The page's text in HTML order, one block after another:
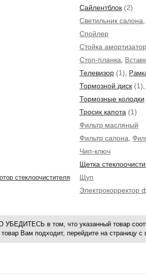
Сайлентблок (2)
Светильник салона,
Спойлер
Стойка
Стоп-планка,
Телевизор (1),
Тормозной диск (1),
Тормозные колодки
Тросик капота (1)
Фильтр масляный
Фильтр салона,
Чип-ключ
Щетка
стеклоочистителя
Щуп
Электрокорректор
в том, что указанный товар
Вам подходит, перейдите на страницу